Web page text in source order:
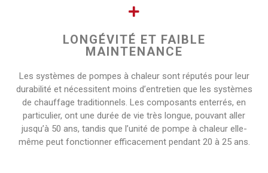
LONGÉVITÉ ET FAIBLE
MAINTENANCE
Les systèmes de pompes à chaleur sont réputés pour leur
durabilité et nécessitent moins d’entretien que les systèmes
de chauffage traditionnels. Les composants enterrés, en
particulier, ont une durée de vie très longue, pouvant aller
jusqu’à 50 ans, tandis que l’unité de pompe à chaleur elle-
même peut fonctionner efficacement pendant 20 à 25 ans.